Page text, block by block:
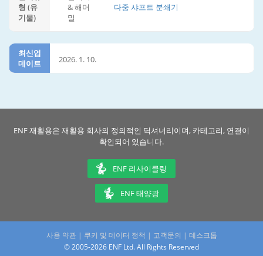
형 (유
기물)
& 해머
밀
다중 샤프트 분쇄기
최신업
데이트
2026. 1. 10.
ENF 재활용은 재활용 회사의 정의적인 딕셔너리이며, 카테고리, 연결이
확인되어 있습니다.
ENF 리사이클링
ENF 태양광
사용 약관| 쿠키 및 데이터 정책 | 고객문의 | 데스크톱
© 2005-2026 ENF Ltd. All Rights Reserved